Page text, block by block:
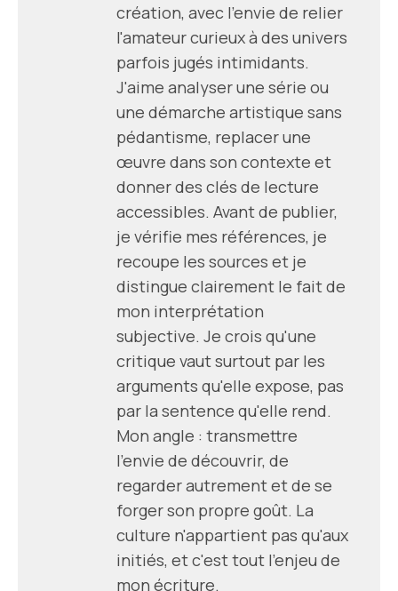
création, avec l'envie de relier
l'amateur curieux à des univers
parfois jugés intimidants.
J'aime analyser une série ou
une démarche artistique sans
pédantisme, replacer une
œuvre dans son contexte et
donner des clés de lecture
accessibles. Avant de publier,
je vérifie mes références, je
recoupe les sources et je
distingue clairement le fait de
mon interprétation
subjective. Je crois qu'une
critique vaut surtout par les
arguments qu'elle expose, pas
par la sentence qu'elle rend.
Mon angle : transmettre
l'envie de découvrir, de
regarder autrement et de se
forger son propre goût. La
culture n'appartient pas qu'aux
initiés, et c'est tout l'enjeu de
mon écriture.